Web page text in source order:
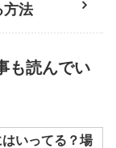
方法
も読んでい
いってる？場